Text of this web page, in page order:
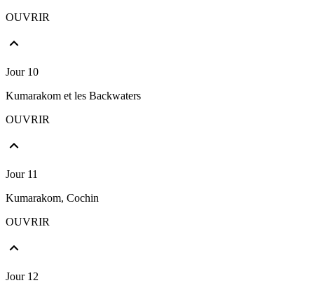
OUVRIR
Jour 10
Kumarakom et les Backwaters
OUVRIR
Jour 11
Kumarakom, Cochin
OUVRIR
Jour 12